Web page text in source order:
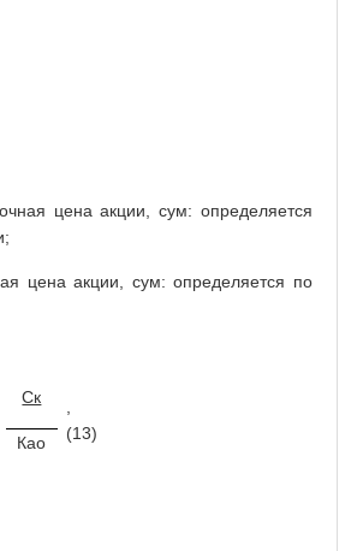
цена акции, сум: определяется
цена акции, сум: определяется по
Ск
(13)
Као